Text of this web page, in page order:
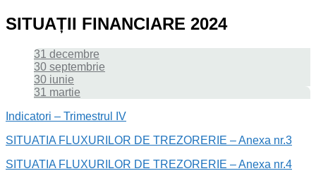
SITUAȚII FINANCIARE 2024
31 decembre
30 septembrie
30 iunie
31 martie
Indicatori – Trimestrul IV
SITUATIA FLUXURILOR DE TREZORERIE – Anexa nr.3
SITUATIA FLUXURILOR DE TREZORERIE – Anexa nr.4